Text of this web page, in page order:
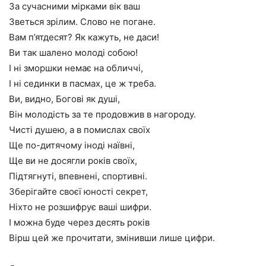
За сучасними мірками вік ваш
Зветься зрілим. Слово не погане.
Вам п’ятдесят? Як кажуть, не даси!
Ви так шалено молоді собою!
І ні зморшки немає на обличчі,
І ні сединки в пасмах, це ж треба.
Ви, видно, Богові як душі,
Він молодість за те продовжив в нагороду.
Чисті душею, а в помислах своїх
Ще по-дитячому іноді наївні,
Ще ви не досягли років своїх,
Підтягнуті, впевнені, спортивні.
Зберігайте своєї юності секрет,
Ніхто не розшифрує ваші шифри.
І можна буде через десять років
Вірш цей же прочитати, змінивши лише цифри.